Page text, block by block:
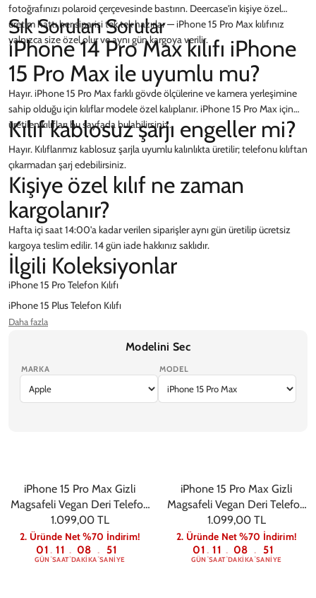
fotoğrafınızı polaroid çerçevesinde bastırın. Deercase'in kişiye özel
üretim hattı her siparişi tek tek hazırlar — iPhone 15 Pro Max kılıfınız
yalnızca size özel olur ve aynı gün kargoya verilir.
Sık Sorulan Sorular
iPhone 14 Pro Max kılıfı iPhone
15 Pro Max ile uyumlu mu?
Hayır. iPhone 15 Pro Max farklı gövde ölçülerine ve kamera yerleşimine
sahip olduğu için kılıflar modele özel kalıplanır. iPhone 15 Pro Max için
üretilen kılıfları bu sayfada bulabilirsiniz.
Kılıf kablosuz şarjı engeller mi?
Hayır. Kılıflarımız kablosuz şarjla uyumlu kalınlıkta üretilir; telefonu kılıftan
çıkarmadan şarj edebilirsiniz.
Kişiye özel kılıf ne zaman
kargolanır?
Hafta içi saat 14:00'a kadar verilen siparişler aynı gün üretilip ücretsiz
kargoya teslim edilir. 14 gün iade hakkınız saklıdır.
İlgili Koleksiyonlar
iPhone 15 Pro Telefon Kılıfı
iPhone 15 Plus Telefon Kılıfı
iPhone 16 Pro Max Telefon Kılıfı
iPhone Kamera Koruyucu
Daha fazla
Modelini Sec
MARKA MODEL
iPhone 15 Pro Max Gizli
Magsafeli Vegan Deri Telefon
Kılıfı - Siyah
1.099,00 TL
2. Üründe Net %70 İndirim!
01
GÜN : 11
SAAT: 08
DAKIKA: 50
SANIYE
iPhone 15 Pro Max Gizli
Magsafeli Vegan Deri Telefon
Kılıfı - Gri
1.099,00 TL
2. Üründe Net %70 İndirim!
01
GÜN : 11
SAAT: 08
DAKIKA: 50
SANIYE